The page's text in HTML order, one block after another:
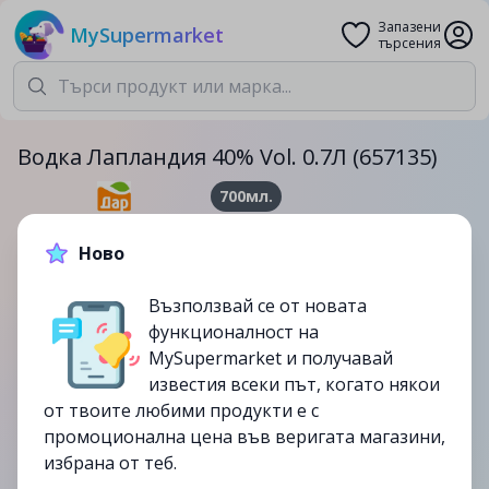
MySupermarket
Запазени
търсения
Водка Лапландия 40% Vol. 0.7Л (657135)
700мл.
30.99лв.
22/06
Ново
Възползвай се от новата
функционалност на
MySupermarket и получавай
известия всеки път, когато някои
от твоите любими продукти е с
промоционална цена във веригата магазини,
избрана от теб.